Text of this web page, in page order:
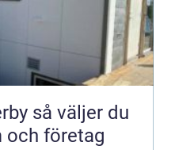
du
och företag